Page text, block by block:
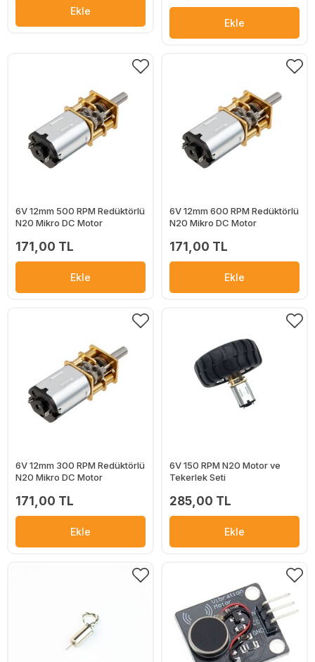
Ekle
Ekle
6V 12mm 500 RPM Redüktörlü
N20 Mikro DC Motor
171,00 TL
Ekle
6V 12mm 600 RPM Redüktörlü
N20 Mikro DC Motor
171,00 TL
Ekle
6V 12mm 300 RPM Redüktörlü
N20 Mikro DC Motor
171,00 TL
Ekle
6V 150 RPM N20 Motor ve
Tekerlek Seti
285,00 TL
Ekle